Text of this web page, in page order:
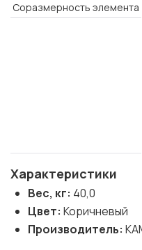
Соразмерность элемента
Характеристики
Вес, кг: 40,0
Цвет: Коричневый
Производитель: